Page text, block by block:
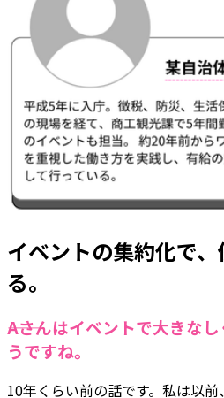
イベントの集約化で
る。
――Aさんはイベントで大きな
うですね。
10年くらい前の話です。私は以